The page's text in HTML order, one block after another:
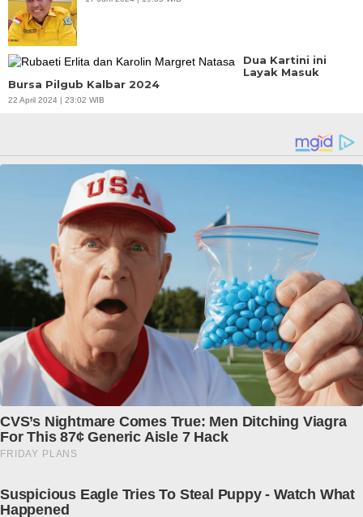
Dua Kartini ini
Layak Masuk
Bursa Pilgub Kalbar 2024
22 April 2024 | 23:02 WIB